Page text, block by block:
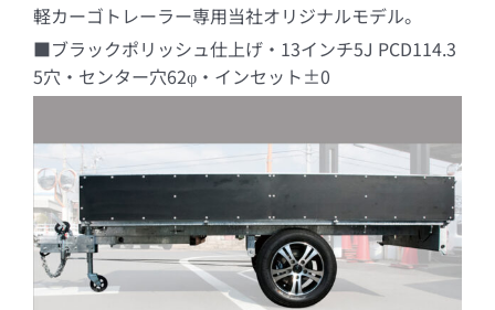
軽カーゴトレーラー専用当社オリジナルモデル。
■ブラックポリッシュ仕上げ・13インチ5J PCD114.3
5穴・センター穴62φ・インセット±0